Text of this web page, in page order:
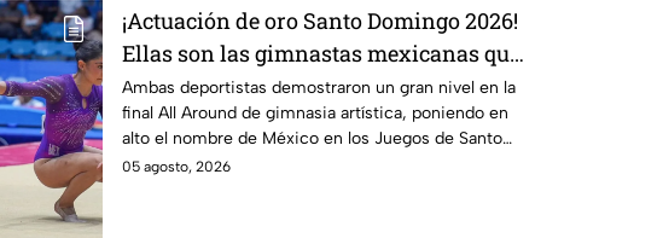
¡Actuación de oro Santo Domingo 2026!
Ellas son las gimnastas mexicanas que
dominaron el podio en gimnasia
artística
Ambas deportistas demostraron un gran nivel en la
final All Around de gimnasia artística, poniendo en
alto el nombre de México en los Juegos de Santo
Domingo 2026.
05 agosto, 2026